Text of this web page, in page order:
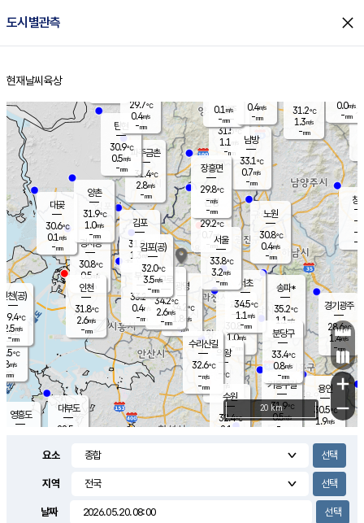
도시별관측 close
홈
현재날씨 육상
의도
℃
m/s
mm
영흥도
양주
31.5℃
1.1
-mm
과천
30.8℃
1.0m/s
- mm
용인
30.5℃
1.9m/s
경기광주
28.6℃
1.4m/s
-mm
1.4m/s
대부도
28.5
경서동
30.8℃
0.5 m/s
-mm
파주금촌
31.4℃
2.8m/s
-mm
31.2℃
1.3m/s
-mm
대곶
30.6℃
0.1 m/s
-mm
창
-
-m/
-
탄현
30.9℃
0.5m/s
-mm
0.0m/s
-mm
의왕
- ℃
m/s
mm
김포
31.8℃
1.3 m/s
mm
광명
34.2 ℃
1.8 m/s
-mm
부천
33.2℃
0.4m/s
-mm
양촌
31.9℃
1.0m/s
-mm
구로
34.2℃
2.6m/s
-mm
은평
29.2℃
0.7 m/s
- mm
노원
30.8℃
0.4m/s
-mm
송파*
35.2℃
1.1 m/s
-mm
서초
34.5℃
1.1 m/s
-mm
남방
33.1℃
0.7m/s
-mm
기흥구갈
31.9℃
0.5m/s
-
수리산길
32.6℃
-m/s
-mm
분당구
33.4℃
0.8m/s
-mm
장흥면
29.8℃
-m/s
-mm
0.1 m/s
-mm
인천(공)
29.4℃
2.5m/s
-mm
김포(공)
32.0℃
3.5m/s
-mm
수원
32.4℃
2.1 m/s
인천
31.8℃
2.6m/s
-mm
서울
33.8℃
3.2m/s
-mm
29.7℃
0.4m/s
-mm
0.4m/s
-mm
+
−
20 km
요소
지역
날짜